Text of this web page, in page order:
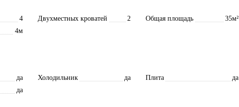
4 Двухместных кроватей 2 Общая площадь
35м²
4м
да Холодильник да Плита
да
да